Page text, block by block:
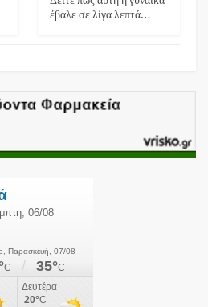
έβαλε σε λίγα λεπτά…